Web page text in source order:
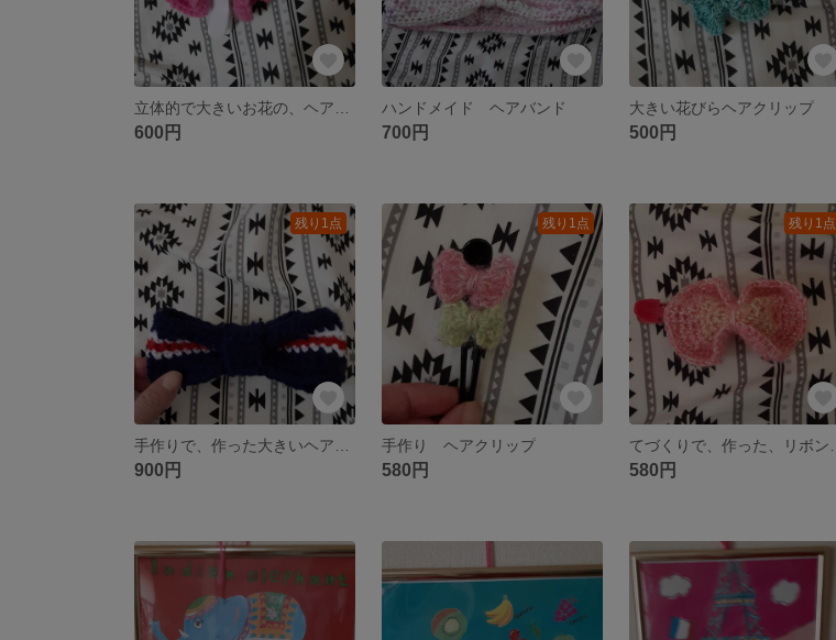
600円
ハンドメイド ヘアバンド
700円
大きい花びらヘアクリップ
500円
残り1点
900円
残り1点
手作り ヘアクリップ
580円
残り1点
580円